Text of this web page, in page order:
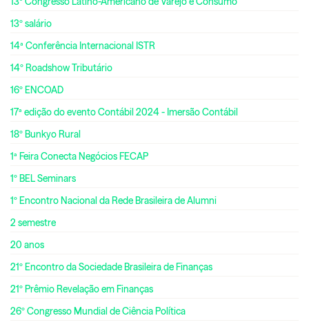
13º salário
14ª Conferência Internacional ISTR
14º Roadshow Tributário
16º ENCOAD
17ª edição do evento Contábil 2024 - Imersão Contábil
18º Bunkyo Rural
1ª Feira Conecta Negócios FECAP
1º BEL Seminars
1º Encontro Nacional da Rede Brasileira de Alumni
2 semestre
20 anos
21º Encontro da Sociedade Brasileira de Finanças
21º Prêmio Revelação em Finanças
26º Congresso Mundial de Ciência Política